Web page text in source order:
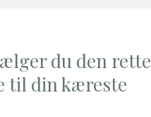
du den rette
til din kæreste